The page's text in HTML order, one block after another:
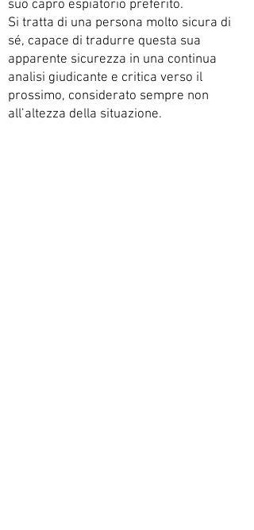
suo capro espiatorio preferito.
Si tratta di una persona molto sicura di
sé, capace di tradurre questa sua
apparente sicurezza in una continua
analisi giudicante e critica verso il
prossimo, considerato sempre non
all’altezza della situazione.